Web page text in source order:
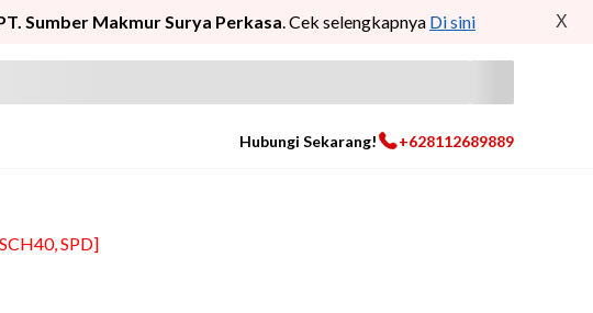
Sumber Makmur Surya Perkasa. Cek selengkapnya Di sini X
Hubungi Sekarang! +628112689889
SPD]